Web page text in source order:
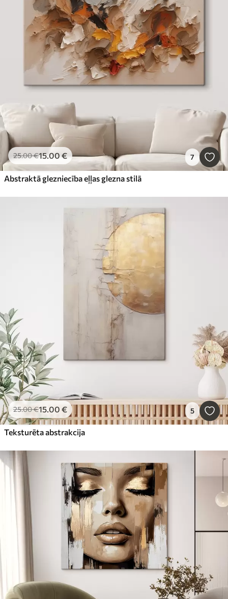
25.00€15.00€ 7
Abstraktā glezniecība eļļas glezna stilā
25.00€15.00 € 5
Teksturēta abstrakcija